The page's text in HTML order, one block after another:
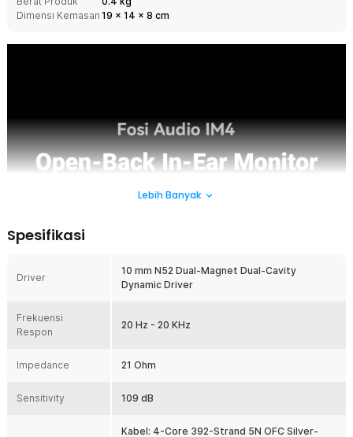
Dimensi Kemasan 19 x 14 x 8 cm
Lebih Banyak
Spesifikasi
Driver
10 mm N52 Dual-Magnet Dual-Cavity
Dynamic Driver
Frekuensi
Respon
20 Hz - 20 KHz
Impedance 21 Ohm
Sensitivity 109 dB
Kabel: 4-Core 392-Strand 5N OFC Silver-